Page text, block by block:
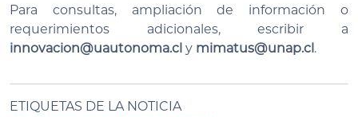
Para consultas, ampliación de información o
requerimientos adicionales, escribir a
innovacion@uautonoma.cl y mimatus@unap.cl .
ETIQUETAS DE LA NOTICIA